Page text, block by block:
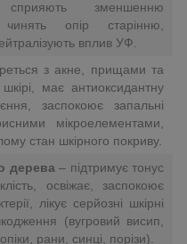
сприяють зменшенню
чинять опір старінню,
вплив УФ.
з акне, прищами та
має антиоксидантну
заспокоює запальні
мікроелементами,
стан шкірного покриву.
дерева– підтримує тонус
освіжає, заспокоює
лікує серйозні шкірні
(вугровий висип,
рани, синці, порізи).